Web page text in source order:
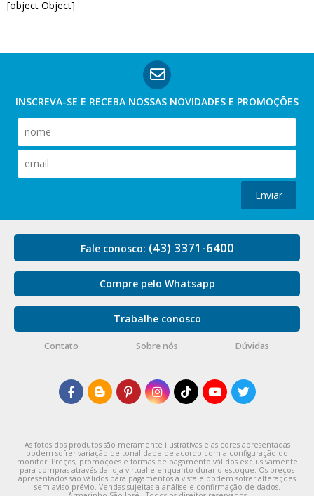
[object Object]
INSCREVA-SE E RECEBA NOSSAS NOVIDADES E PROMOÇÕES
Enviar
Fale conosco: (43) 3371-6400
Compre pelo Whatsapp
Trabalhe conosco
Contato Sobre nós Dúvidas
As fotos dos produtos são meramente ilustrativas e as cores apresentadas
podem sofrer variação de tonalidade de acordo com a configuração do
monitor. Preços, promoções e formas de pagamento válidos exclusivamente
para compras através da loja virtual e enquanto durar o estoque. Os preços
apresentados são válidos para pagamentos a vista e podem sofrer alterações
sem aviso prévio. Vendas sujeitas a análise e confirmação de dados.